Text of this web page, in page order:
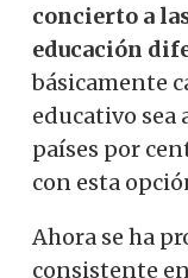
concierto a
educación
básicamente
educativo sea
países por
con esta
Ahora se ha
consistente